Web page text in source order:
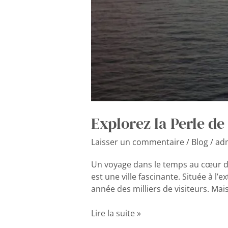
Explorez la Perle
Laisser un commentaire/ Blog/
Un voyage dans le temps au cœur
est une ville fascinante. Située à
année des milliers de visiteurs.
Lire la suite »